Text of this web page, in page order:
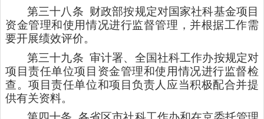
第三十八条 财政部按规定对国家社科基金项目
资金管理和使用情况进行监督管理，并根据工作需
要开展绩效评价。
第三十九条 审计署、全国社科工作办按规定对
项目责任单位项目资金管理和使用情况进行监督检
查。项目责任单位和项目负责人应当积极配合并提
供有关资料。